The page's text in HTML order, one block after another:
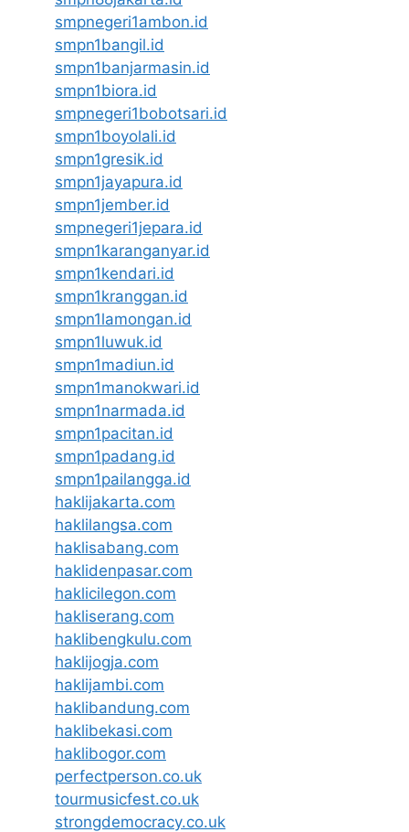
smpnegeri1ambon.id
smpn1bangil.id
smpn1banjarmasin.id
smpn1biora.id
smpnegeri1bobotsari.id
smpn1boyolali.id
smpn1gresik.id
smpn1jayapura.id
smpn1jember.id
smpnegeri1jepara.id
smpn1karanganyar.id
smpn1kendari.id
smpn1kranggan.id
smpn1lamongan.id
smpn1luwuk.id
smpn1madiun.id
smpn1manokwari.id
smpn1narmada.id
smpn1pacitan.id
smpn1padang.id
smpn1pailangga.id
haklijakarta.com
haklilangsa.com
haklisabang.com
haklidenpasar.com
haklicilegon.com
hakliserang.com
haklibengkulu.com
haklijogja.com
haklijambi.com
haklibandung.com
haklibekasi.com
haklibogor.com
perfectperson.co.uk
tourmusicfest.co.uk
strongdemocracy.co.uk